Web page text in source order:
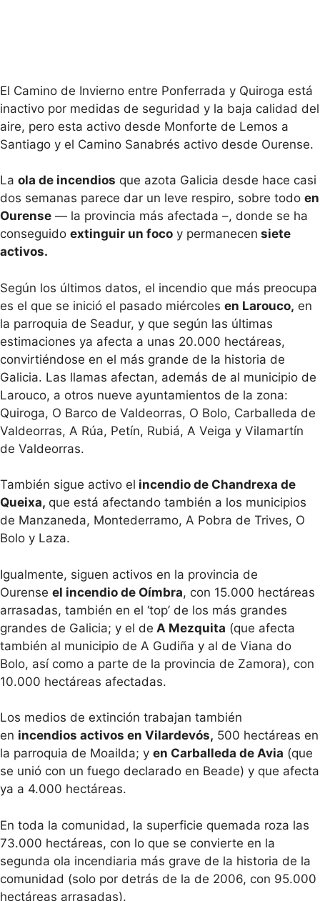
El Camino de Invierno entre Ponferrada y Quiroga está
inactivo por medidas de seguridad y la baja calidad del
aire, pero esta activo desde Monforte de Lemos a
Santiago y el Camino Sanabrés activo desde Ourense.
La ola de incendios que azota Galicia desde hace casi
dos semanas parece dar un leve respiro, sobre todo en
Ourense — la provincia más afectada –, donde se ha
conseguido extinguir un foco y permanecen siete
activos.
Según los últimos datos, el incendio que más preocupa
es el que se inició el pasado miércoles en Larouco, en
la parroquia de Seadur, y que según las últimas
estimaciones ya afecta a unas 20.000 hectáreas,
convirtiéndose en el más grande de la historia de
Galicia. Las llamas afectan, además de al municipio de
Larouco, a otros nueve ayuntamientos de la zona:
Quiroga, O Barco de Valdeorras, O Bolo, Carballeda de
Valdeorras, A Rúa, Petín, Rubiá, A Veiga y Vilamartín
de Valdeorras.
También sigue activo el incendio de Chandrexa de
Queixa, que está afectando también a los municipios
de Manzaneda, Montederramo, A Pobra de Trives, O
Bolo y Laza.
Igualmente, siguen activos en la provincia de
Ourense el incendio de Oímbra, con 15.000 hectáreas
arrasadas, también en el ‘top’ de los más grandes
grandes de Galicia; y el de A Mezquita (que afecta
también al municipio de A Gudiña y al de Viana do
Bolo, así como a parte de la provincia de Zamora), con
10.000 hectáreas afectadas.
Los medios de extinción trabajan también
en incendios activos en Vilardevós, 500 hectáreas en
la parroquia de Moailda; y en Carballeda de Avia (que
se unió con un fuego declarado en Beade) y que afecta
ya a 4.000 hectáreas.
En toda la comunidad, la superficie quemada roza las
73.000 hectáreas, con lo que se convierte en la
segunda ola incendiaria más grave de la historia de la
comunidad (solo por detrás de la de 2006, con 95.000
hectáreas arrasadas).